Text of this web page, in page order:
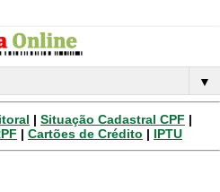
▼
| Situação Cadastral CPF |
| Cartões de Crédito | IPTU